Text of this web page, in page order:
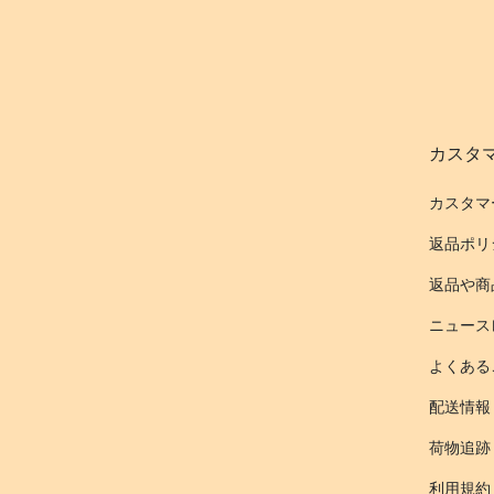
カスタ
カスタ
返品ポリ
返品や
ニュー
よくあ
配送情報
荷物追跡
利用規約